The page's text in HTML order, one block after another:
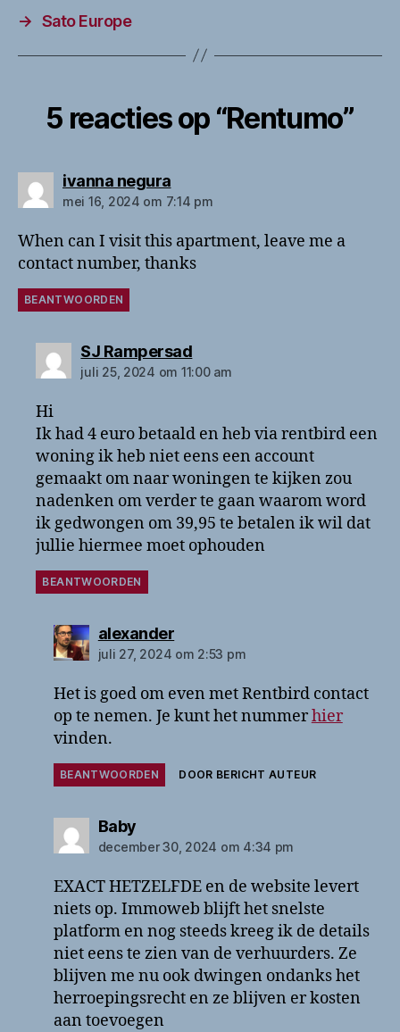
→ Sato Europe
5 reacties op “Rentumo”
ivanna negurazegt:
mei 16, 2024 om 7:14 pm
When can I visit this apartment, leave me a
contact number, thanks
BEANTWOORDEN
SJ Rampersadzegt:
juli 25, 2024 om 11:00 am
Hi
Ik had 4 euro betaald en heb via rentbird een
woning ik heb niet eens een account
gemaakt om naar woningen te kijken zou
nadenken om verder te gaan waarom word
ik gedwongen om 39,95 te betalen ik wil dat
jullie hiermee moet ophouden
BEANTWOORDEN
alexanderzegt:
juli 27, 2024 om 2:53 pm
Het is goed om even met Rentbird contact
op te nemen. Je kunt het nummerhier
vinden.
BEANTWOORDEN DOOR BERICHT AUTEUR
Babyzegt:
december 30, 2024 om 4:34 pm
EXACT HETZELFDE en de website levert
niets op. Immoweb blijft het snelste
platform en nog steeds kreeg ik de details
niet eens te zien van de verhuurders. Ze
blijven me nu ook dwingen ondanks het
herroepingsrecht en ze blijven er kosten
aan toevoegen